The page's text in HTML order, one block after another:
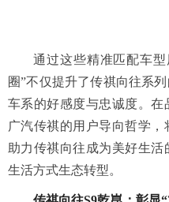
通过这些精准匹配车
圈”不仅提升了传祺向往系
车系的好感度与忠诚度。在
广汽传祺的用户导向哲学，
助力传祺向往成为美好生
生活方式生态转型。